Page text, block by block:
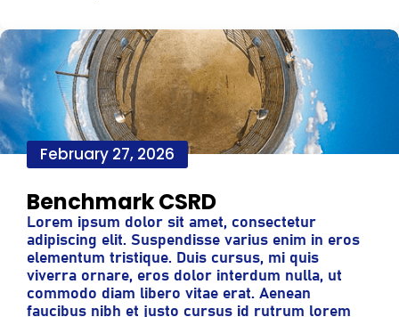
February 27, 2026
Benchmark CSRD
Lorem ipsum dolor sit amet, consectetur
adipiscing elit. Suspendisse varius enim in eros
elementum tristique. Duis cursus, mi quis
viverra ornare, eros dolor interdum nulla, ut
commodo diam libero vitae erat. Aenean
faucibus nibh et justo cursus id rutrum lorem